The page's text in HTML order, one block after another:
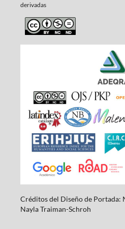
derivadas
Créditos del Diseño de Portada:
NaylaTraiman-Schroh